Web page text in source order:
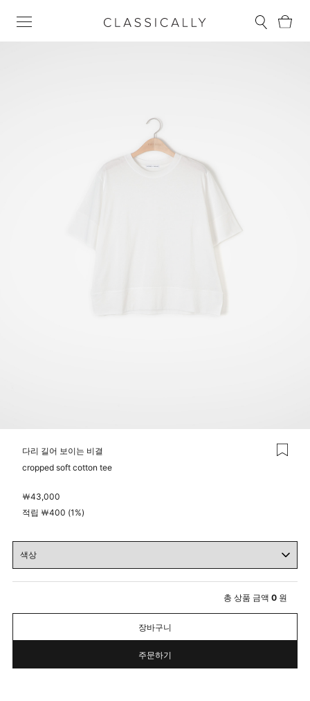
다리 길어 보이는 비결
cropped soft cotton tee
￦43,000
적립 ￦400 (1%)
총 상품 금액 0 원
장바구니
주문하기